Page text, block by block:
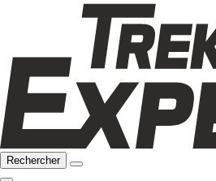
Rechercher